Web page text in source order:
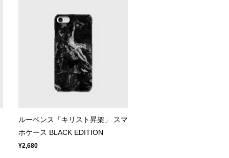
ルーベンス「キリスト昇架」 スマ
ホケース BLACK EDITION
¥2,680